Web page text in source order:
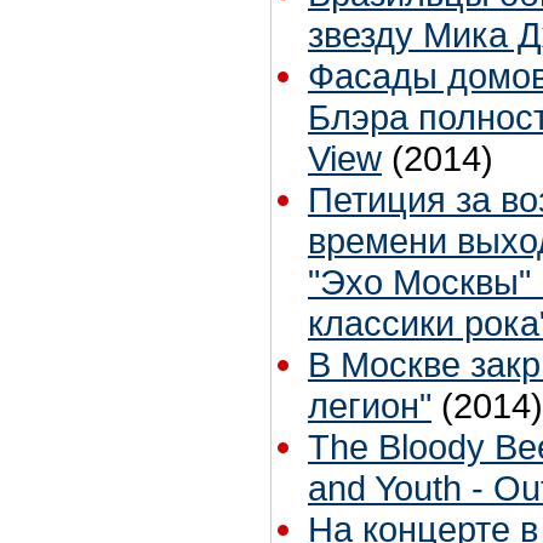
звезду Мика
Фасады
Блэра
View (2014)
Петиция за
времени
"Эхо Москвы"
классики
В Москве
легион" (2014)
The Bloody
and Youth -
На концерте